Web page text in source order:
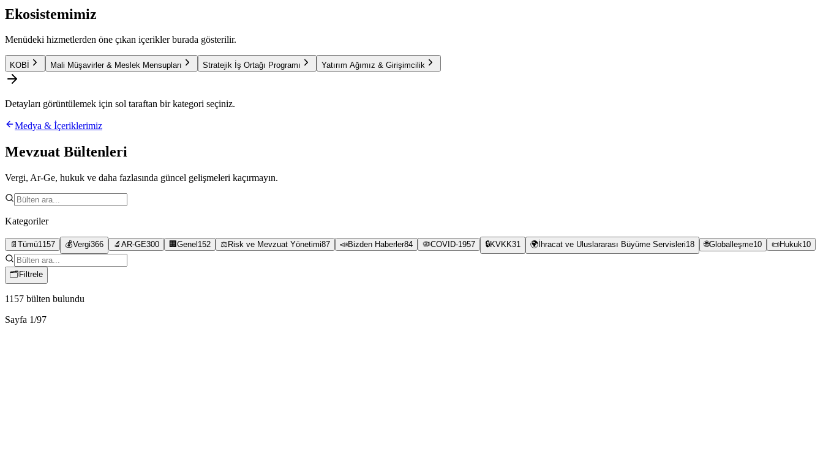
Ekosistemimiz
Menüdeki hizmetlerden öne çıkan içerikler burada gösterilir.
KOBİ Mali Müşavirler & Meslek Mensupları Stratejik İş Ortağı Programı Yatırım Ağımız & Girişimcilik
Detayları görüntülemek için sol taraftan bir kategori seçiniz.
Medya & İçeriklerimiz
Mevzuat Bültenleri
Vergi, Ar-Ge, hukuk ve daha fazlasında güncel gelişmeleri kaçırmayın.
Kategoriler
📄 Tümü1157 💰Vergi366 🔬 AR-GE300 🏢 Genel 152 ⚖️ Risk ve Mevzuat Yönetimi87 📣Bizden Haberler84 🦠COVID-1957 🔒KVKK31 🌍 İhracat ve Uluslararası Büyüme Servisleri18 🌐Globalleşme10 📜Hukuk10
🗂 Filtrele
1157 bülten bulundu
Sayfa 1/97